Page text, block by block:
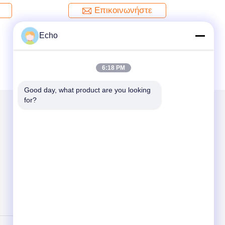
Επικοινωνήστε
Echo
6:18 PM
Good day, what product are you looking
for?